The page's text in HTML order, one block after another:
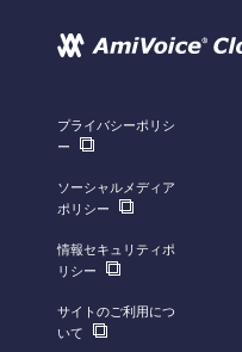
プライバシーポリシ
ー
ソーシャルメディア
ポリシー
情報セキュリティポ
リシー
サイトのご利用につ
いて